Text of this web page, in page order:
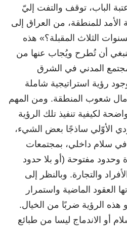
الباب، توقف والتفت إليّ
الأمد للمنطقة، من العراق إلى
الثلاث المقبلة؟» هذه
أن تُطرح ويُجاب عنها من
المدني في الشرق
رؤية استراتيجية شاملة
شعوب المنطقة. ومن المهم
لكيفية تنفيذ تلك الرؤية
الأوّلي ساذجًا بعض الشيء،
سلام داخلي، بمجتمعات
وحدود مفتوحة (أو بلا حدود
والتجارة. وبالنظر إلى
العقود الماضية واستمرار
هذه الرؤية ضربًا من الخيال.
أو الاندماج ليسا من طبائع